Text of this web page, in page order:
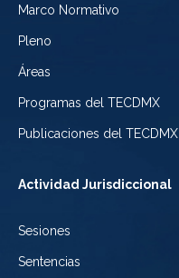
Marco Normativo
Pleno
Áreas
Programas del TECDMX
Publicaciones del TECDMX
Actividad Jurisdiccional
Sesiones
Sentencias